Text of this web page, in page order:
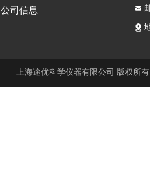
公司信息
上海途优科学仪器有限公司 版权所